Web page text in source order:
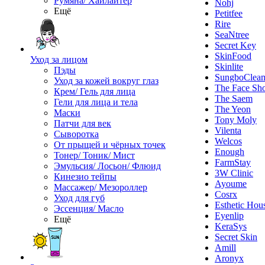
Ещё
Уход за лицом
Пэды
Уход за кожей вокруг глаз
Крем/ Гель для лица
Гели для лица и тела
Маски
Патчи для век
Сыворотка
От прыщей и чёрных точек
Тонер/ Тоник/ Мист
Эмульсия/ Лосьон/ Флюид
Кинезио тейпы
Массажер/ Мезороллер
Уход для губ
Эссенция/ Масло
Ещё
Nohj
Petitfee
Rire
SeaNtree
Secret Key
SkinFood
Skinlite
The Face
The Saem
The Yeon
Tony Moly
Vilenta
Welcos
Enough
FarmStay
3W Clinic
Ayoume
Cosrx
Esthetic
Eyenlip
KeraSys
Secret Skin
Amill
Aronyx